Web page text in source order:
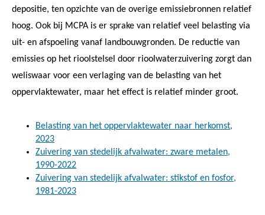
depositie, ten opzichte van de overige emissiebronnen relatief
hoog. Ook bij MCPA is er sprake van relatief veel belasting via
uit- en afspoeling vanaf landbouwgronden. De reductie van
emissies op het rioolstelsel door rioolwaterzuivering zorgt dan
weliswaar voor een verlaging van de belasting van het
oppervlaktewater, maar het effect is relatief minder groot.
Belasting van het oppervlaktewater naar herkomst,
2023
Zuivering van stedelijk afvalwater: zware metalen,
1990-2022
Zuivering van stedelijk afvalwater: stikstof en fosfor,
1981-2023